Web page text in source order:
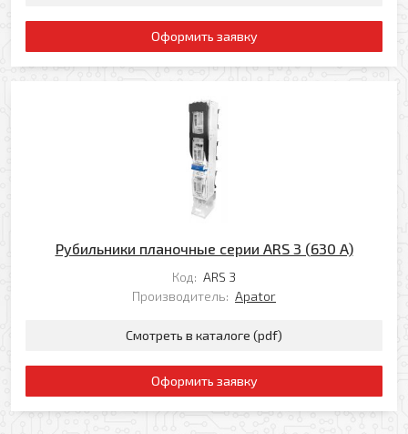
Оформить заявку
Рубильники планочные серии ARS 3 (630 A)
Код: ARS 3
Производитель: Apator
Смотреть в каталоге (pdf)
Оформить заявку